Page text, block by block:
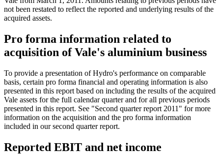
not been restated to reflect the reported and underlying results of the
acquired assets.
Pro forma information related to
acquisition of Vale's aluminium business
To provide a presentation of Hydro's performance on comparable
basis, certain pro forma financial and operating information is also
presented in this report based on including the results of the acquired
Vale assets for the full calendar quarter and for all previous periods
presented in this report. See "Second quarter report 2011" for more
information on the acquisition and the pro forma information
included in our second quarter report.
Reported EBIT and net income